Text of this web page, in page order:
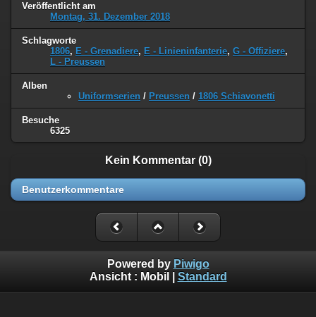
Veröffentlicht am
Montag, 31. Dezember 2018
Schlagworte
1806, E - Grenadiere, E - Linieninfanterie, G - Offiziere,
L - Preussen
Alben
Uniformserien / Preussen / 1806 Schiavonetti
Besuche
6325
Kein Kommentar (0)
Benutzerkommentare
Powered by Piwigo
Ansicht : Mobil Standard